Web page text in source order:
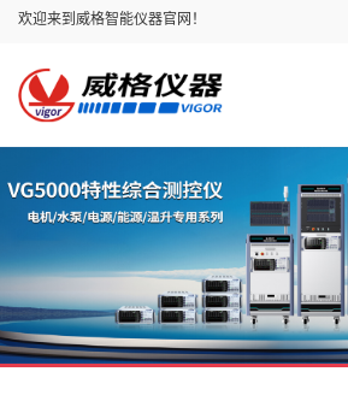
欢迎来到威格智能仪器官网！